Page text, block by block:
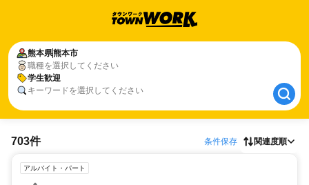
熊本県熊本市
職種を選択してください
学生歓迎
キーワードを選択してください
熊本県熊本市
学生歓迎
703件 条件保存 関連度順
アルバイト・パート